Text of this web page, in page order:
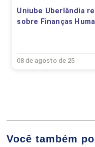
CASSIO EMANUEL
HELENA
Uniube Uberlândia
sobre Finanças
08 de agosto de 25
Você também